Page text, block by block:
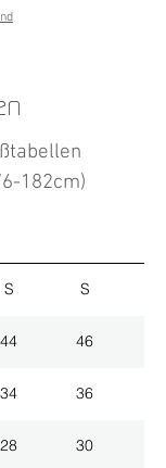
182cm)
S S
44 46
34 36
28 30